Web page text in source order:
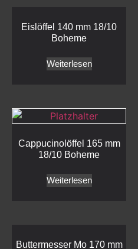
Eislöffel 140 mm 18/10
Boheme
Weiterlesen
Cappucinolöffel 165 mm
18/10 Boheme
Weiterlesen
Buttermesser Mo 170 mm